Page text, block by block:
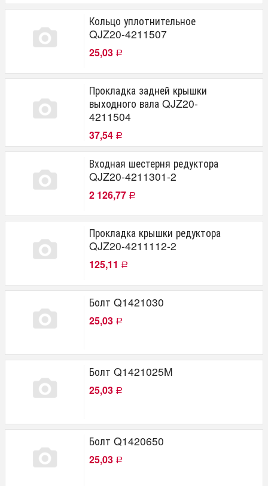
Кольцо уплотнительное
QJZ20-4211507
25,03 Р
Прокладка задней крышки
выходного вала QJZ20-
4211504
37,54 Р
Входная шестерня редуктора
QJZ20-4211301-2
2 126,77 Р
Прокладка крышки редуктора
QJZ20-4211112-2
125,11 Р
Болт Q1421030
25,03 Р
Болт Q1421025M
25,03 Р
Болт Q1420650
25,03 Р